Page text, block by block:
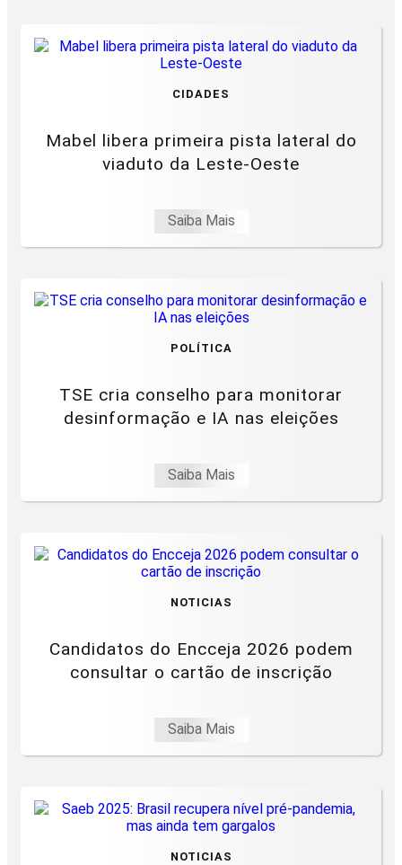
CIDADES
Mabel libera primeira pista lateral do
viaduto da Leste-Oeste
Saiba Mais
POLÍTICA
TSE cria conselho para monitorar
desinformação e IA nas eleições
Saiba Mais
NOTICIAS
Candidatos do Encceja 2026 podem
consultar o cartão de inscrição
Saiba Mais
NOTICIAS